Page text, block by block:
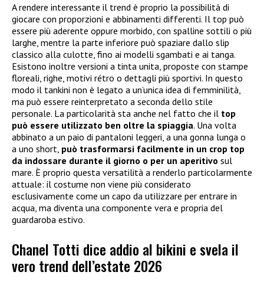
A rendere interessante il trend è proprio la possibilità di
giocare con proporzioni e abbinamenti differenti. Il top può
essere più aderente oppure morbido, con spalline sottili o più
larghe, mentre la parte inferiore può spaziare dallo slip
classico alla culotte, fino ai modelli sgambati e ai tanga.
Esistono inoltre versioni a tinta unita, proposte con stampe
floreali, righe, motivi rétro o dettagli più sportivi. In questo
modo il tankini non è legato a un’unica idea di femminilità,
ma può essere reinterpretato a seconda dello stile
personale. La particolarità sta anche nel fatto che il top
può essere utilizzato ben oltre la spiaggia. Una volta
abbinato a un paio di pantaloni leggeri, a una gonna lunga o
a uno short, può trasformarsi facilmente in un crop top
da indossare durante il giorno o per un aperitivo sul
mare. È proprio questa versatilità a renderlo particolarmente
attuale: il costume non viene più considerato
esclusivamente come un capo da utilizzare per entrare in
acqua, ma diventa una componente vera e propria del
guardaroba estivo.
Chanel Totti dice addio al bikini e svela il
vero trend dell’estate 2026